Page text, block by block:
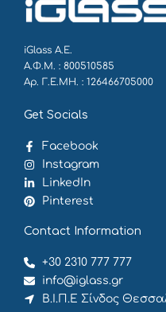
iGlass Α.Ε.
Α.Φ.Μ. : 800510585
Αρ. Γ.Ε.ΜΗ. : 126466705000
Get Socials
Facebook
Instagram
LinkedIn
Pinterest
Contact Information
+30 2310 777 777
info@iglass.gr
Β.Ι.Π.Ε Σίνδος